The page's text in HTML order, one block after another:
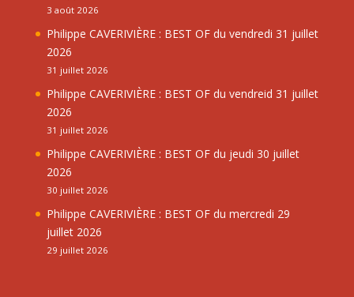
3 août 2026
Philippe CAVERIVIÈRE : BEST OF du vendredi 31 juillet
2026
31 juillet 2026
Philippe CAVERIVIÈRE : BEST OF du vendreid 31 juillet
2026
31 juillet 2026
Philippe CAVERIVIÈRE : BEST OF du jeudi 30 juillet
2026
30 juillet 2026
Philippe CAVERIVIÈRE : BEST OF du mercredi 29
juillet 2026
29 juillet 2026